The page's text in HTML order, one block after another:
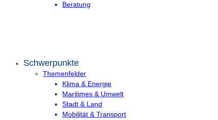
Beratung
Schwerpunkte
Themenfelder
Klima & Energie
Maritimes & Umwelt
Stadt & Land
Mobilität & Transport